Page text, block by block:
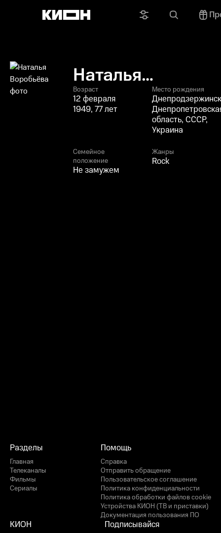
Наталья
Воробьёва
Возраст
12 февраля
1949, 77 лет
Место рождения
область, СССР,
Украина
Семейное
положение
Не замужем
Жанры
Rock
Разделы
Главная
Телеканалы
Фильмы
Сериалы
Помощь
Справка
Отправить обращение
Пользовательское соглашение
Политика конфиденциальности
Политика обработки файлов cookie
Устройства КИОН (ТВ и приставки)
Документация пользования ПО
КИОН Подписывайся